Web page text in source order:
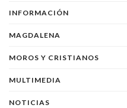
INFORMACIÓN
MAGDALENA
MOROS Y CRISTIANOS
MULTIMEDIA
NOTICIAS